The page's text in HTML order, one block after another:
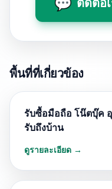
พื้นที่ที่เกี่ยวข้อง
รับซื้อมือถือ โน๊ตบุ๊ค
รับถึงบ้าน
ดูรายละเอียด →